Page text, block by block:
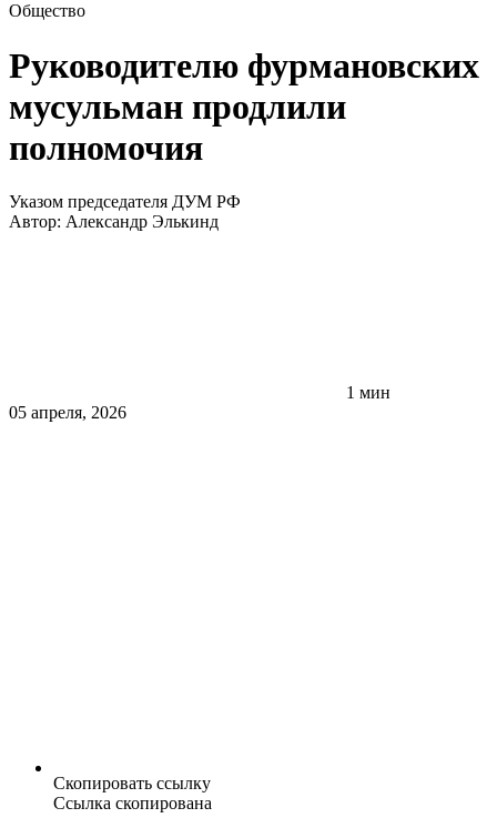
Общество
Руководителю фурмановских
мусульман продлили
полномочия
Указом председателя ДУМ РФ
Автор: Александр Элькинд
1 мин
05 апреля, 2026
Скопировать ссылку
Ссылка скопирована